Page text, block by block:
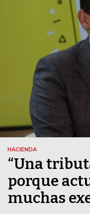
HACIENDA
“Una
porque
muchas